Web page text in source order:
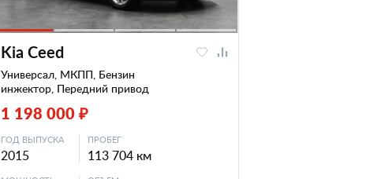
Kia Ceed
Универсал, МКПП, Бензин
инжектор, Передний привод
1 198 000 ₽
ГОД ВЫПУСКА
2015
ПРОБЕГ
113 704 км